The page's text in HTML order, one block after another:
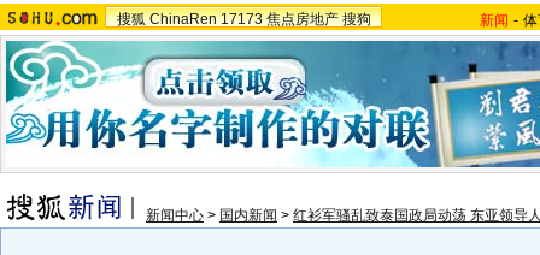
搜狐 ChinaRen 17173 焦点房地产 搜狗 新闻 -
新闻中心 > 国内新闻 > 红衫军骚乱致泰国政局动荡 东亚领导